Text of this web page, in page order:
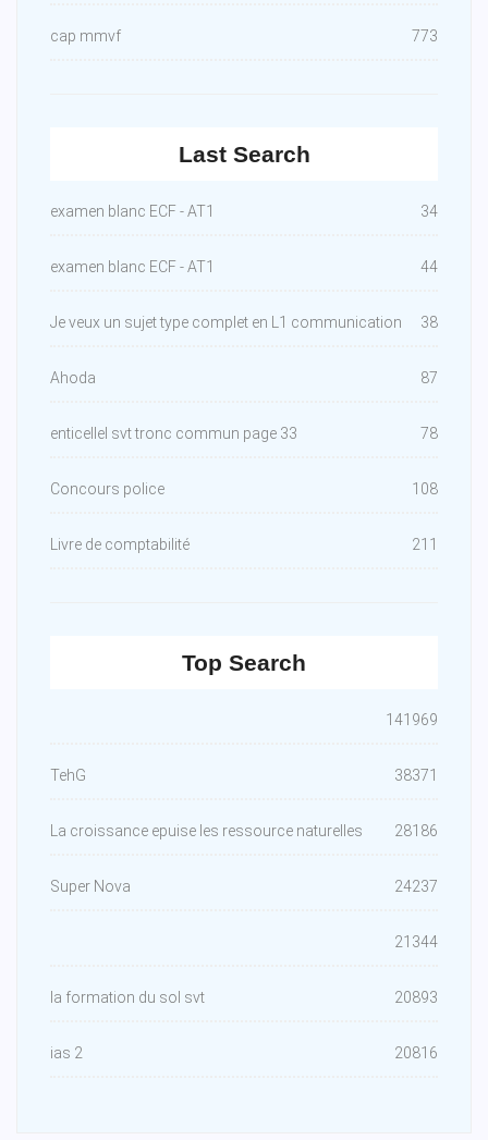
cap mmvf 773
Last Search
examen blanc ECF - AT1 34
examen blanc ECF - AT1 44
Je veux un sujet type complet en L1 communication 38
Ahoda 87
enticellel svt tronc commun page 33 78
Concours police 108
Livre de comptabilité 211
Top Search
141969
TehG 38371
La croissance epuise les ressource naturelles 28186
Super Nova 24237
21344
la formation du sol svt 20893
ias 2 20816